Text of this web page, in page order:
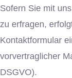
Sofern Sie mit
zu erfragen,
Kontaktformular
vorvertraglicher
DSGVO).